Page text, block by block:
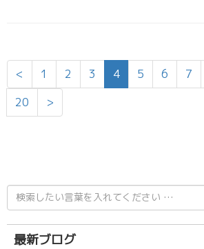
< 1 2 3 4 5 6 7
20
>
検
索
結
果:
最新ブログ